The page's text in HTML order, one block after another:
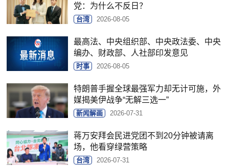
党：为什么不反日？
台湾 2026-08-05
最高法、中央组织部、中央政法委、中央
编办、财政部、人社部印发意见
时事 2026-08-05
特朗普手握全球最强军力却无计可施，外
媒揭美伊战争“无解三选一”
新闻解画 2026-07-31
蒋万安拜会民进党团不到20分钟被请离
场，他看穿绿营策略
台湾 2026-07-31